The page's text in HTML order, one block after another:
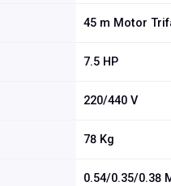
45 m Motor
7.5 HP
220/440 V
78 Kg
0.54/0.35/0.38